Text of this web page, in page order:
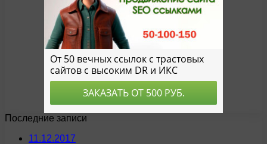
Последние записи
11.12.2017